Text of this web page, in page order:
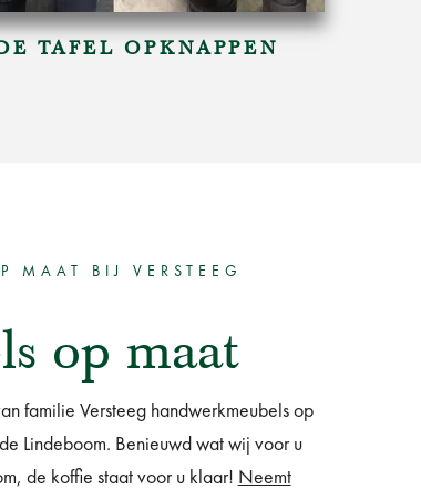
TAFEL OPKNAPPEN
MAAT BIJ VERSTEEG
op maat
familie Versteeg handwerkmeubels op
Lindeboom. Benieuwd wat wij voor u
de koffie staat voor u klaar! Neemt